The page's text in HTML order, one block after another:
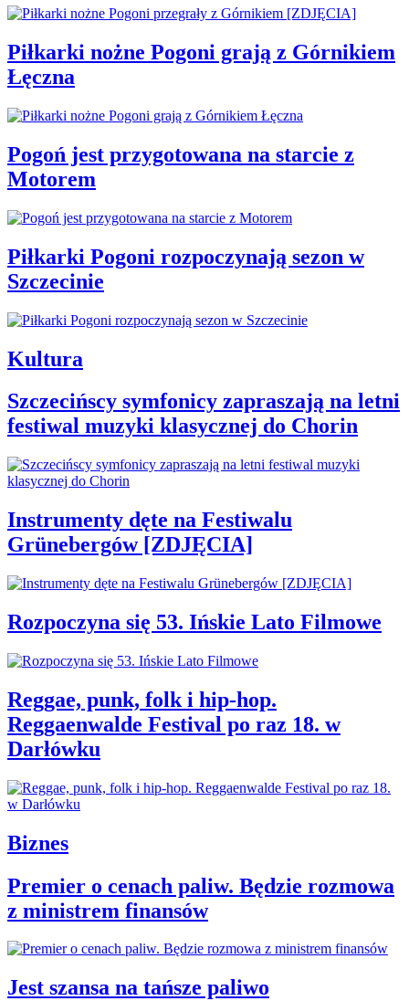
Piłkarki nożne Pogoni grają z Górnikiem
Łęczna
Pogoń jest przygotowana na starcie z
Motorem
Piłkarki Pogoni rozpoczynają sezon w
Szczecinie
Kultura
Szczecińscy symfonicy zapraszają na letni
festiwal muzyki klasycznej do Chorin
Instrumenty dęte na Festiwalu
Grünebergów [ZDJĘCIA]
Rozpoczyna się 53. Ińskie Lato Filmowe
Reggae, punk, folk i hip-hop.
Reggaenwalde Festival po raz 18. w
Darłówku
Biznes
Premier o cenach paliw. Będzie rozmowa
z ministrem finansów
Jest szansa na tańsze paliwo